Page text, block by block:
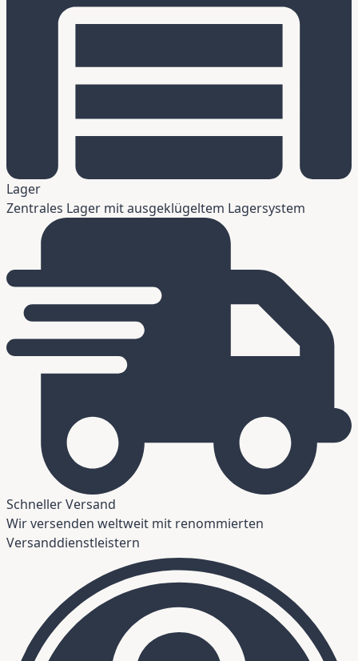
Lager
Zentrales Lager mit ausgeklügeltem Lagersystem
Schneller Versand
Wir versenden weltweit mit renommierten
Versanddienstleistern